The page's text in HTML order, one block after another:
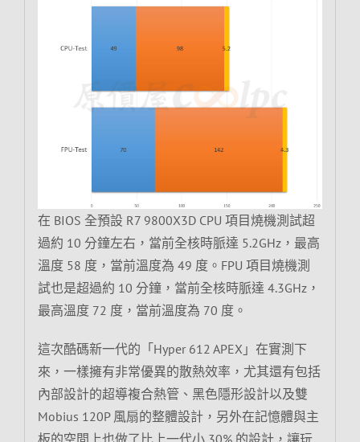
在 BIOS 全預設 R7 9800X3D CPU 項目燒機測試超
過約 10 分鐘左右，當前全核時脈達 5.2GHz，最高
溫度 58 度，當前溫度為 49 度。FPU 項目燒機測
試也是超過約 10 分鐘，當前全核時脈達 4.3GHz，
最高溫度 72 度，當前溫度為 70 度。
這次酷碼新一代的「Hyper 612 APEX」在實測下
來，一樣擁有非常優異的散熱效率，尤其還有包括
內部設計的超導複合熱管、黑色隱形設計以及雙
Mobius 120P 風扇的整體設計，另外在記憶體與主